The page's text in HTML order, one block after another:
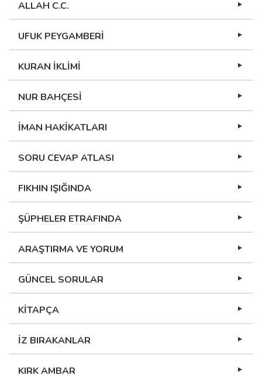
ALLAH C.C.
UFUK PEYGAMBERİ
KURAN İKLİMİ
NUR BAHÇESİ
İMAN HAKİKATLARI
SORU CEVAP ATLASI
FIKHIN IŞIĞINDA
ŞÜPHELER ETRAFINDA
ARAŞTIRMA VE YORUM
GÜNCEL SORULAR
KİTAPÇA
İZ BIRAKANLAR
KIRK AMBAR